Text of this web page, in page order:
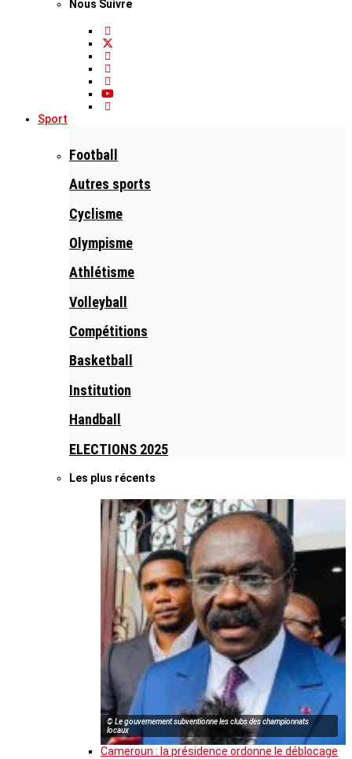
Nous Suivre
Sport
Football
Autres sports
Cyclisme
Olympisme
Athlétisme
Volleyball
Compétitions
Basketball
Institution
Handball
ELECTIONS 2025
Les plus récents
© Le gouvernement subventionne les clubs des championnats
locaux
Cameroun : la présidence ordonne le déblocage